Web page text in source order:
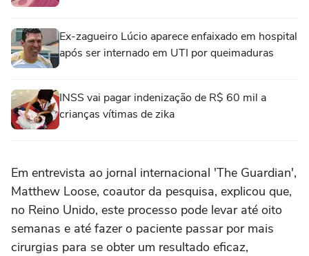
Ex-zagueiro Lúcio aparece enfaixado em hospital
após ser internado em UTI por queimaduras
INSS vai pagar indenização de R$ 60 mil a
crianças vítimas de zika
Em entrevista ao jornal internacional 'The Guardian',
Matthew Loose, coautor da pesquisa, explicou que,
no Reino Unido, este processo pode levar até oito
semanas e até fazer o paciente passar por mais
cirurgias para se obter um resultado eficaz,